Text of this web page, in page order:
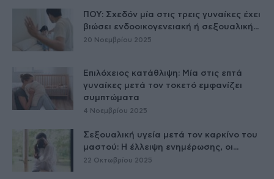
ΠΟΥ: Σχεδόν μία στις τρεις γυναίκες έχει
βιώσει ενδοοικογενειακή ή σεξουαλική...
20 Νοεμβρίου 2025
Επιλόχειος κατάθλιψη: Μία στις επτά
γυναίκες μετά τον τοκετό εμφανίζει
συμπτώματα
4 Νοεμβρίου 2025
Σεξουαλική υγεία μετά τον καρκίνο του
μαστού: Η έλλειψη ενημέρωσης, οι...
22 Οκτωβρίου 2025